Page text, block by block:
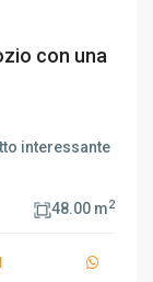
con una
interessante
48.00 m2